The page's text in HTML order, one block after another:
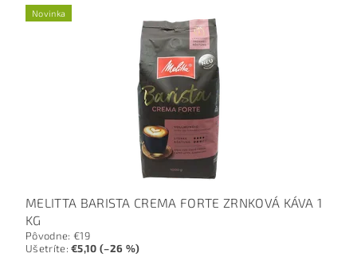
Novinka
MELITTA BARISTA CREMA FORTE ZRNKOVÁ KÁVA 1
KG
Pôvodne: €19
Ušetríte:€5,10 (–26 %)